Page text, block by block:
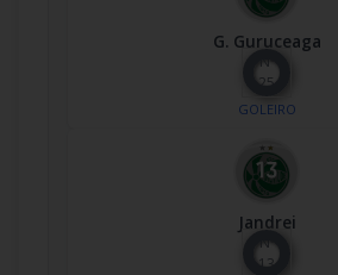
G. Guruceaga
Nº
25
GOLEIRO
Jandrei
Nº
13